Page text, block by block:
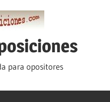
para opositores